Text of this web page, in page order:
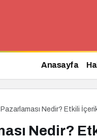
Anasayfa
Nedir? Etkili
Nedir?